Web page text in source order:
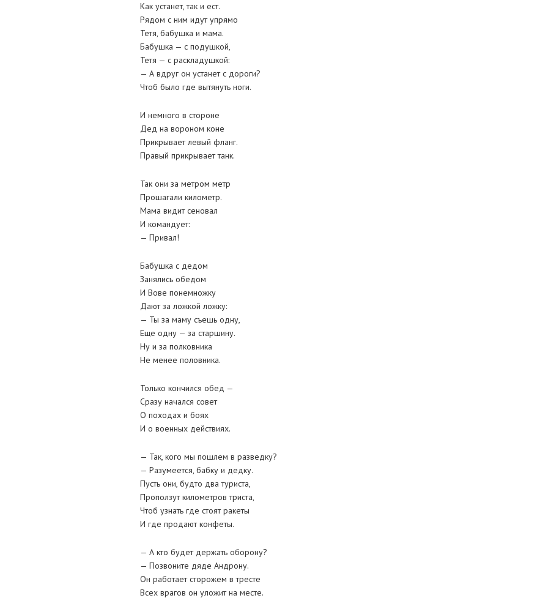
Как устанет, так и ест.
Рядом с ним идут упрямо
Тетя, бабушка и мама.
Бабушка — с подушкой,
Тетя — с раскладушкой:
— А вдруг он устанет с дороги?
Чтоб было где вытянуть ноги.
И немного в стороне
Дед на вороном коне
Прикрывает левый фланг.
Правый прикрывает танк.
Так они за метром метр
Прошагали километр.
Мама видит сеновал
И командует:
— Привал!
Бабушка с дедом
Занялись обедом
И Вове понемножку
Дают за ложкой ложку:
— Ты за маму съешь одну,
Еще одну — за старшину.
Ну и за полковника
Не менее половника.
Только кончился обед —
Сразу начался совет
О походах и боях
И о военных действиях.
— Так, кого мы пошлем в разведку?
— Разумеется, бабку и дедку.
Пусть они, будто два туриста,
Проползут километров триста,
Чтоб узнать где стоят ракеты
И где продают конфеты.
— А кто будет держать оборону?
— Позвоните дяде Андрону.
Он работает сторожем в тресте
Всех врагов он уложит на месте.